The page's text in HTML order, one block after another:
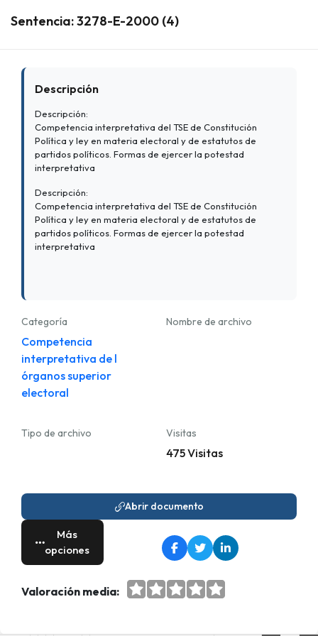
Sentencia: 3278-E-2000 (4)
Descripción
Descripción:
Competencia interpretativa del TSE de Constitución
Política y ley en materia electoral y de estatutos de
partidos políticos. Formas de ejercer la potestad
interpretativa
Descripción:
Competencia interpretativa del TSE de Constitución
Política y ley en materia electoral y de estatutos de
partidos políticos. Formas de ejercer la potestad
interpretativa
Categoría
Competencia
interpretativa de l
órganos superior
electoral
Nombre de archivo
Tipo de archivo Visitas
475 Visitas
Abrir documento
Más
opciones
Valoración media: